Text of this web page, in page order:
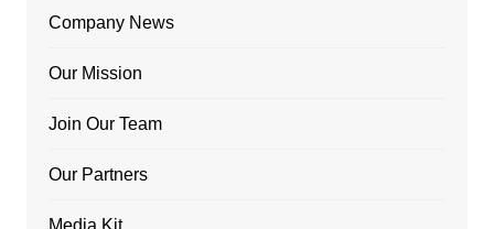
Company News
Our Mission
Join Our Team
Our Partners
Media Kit